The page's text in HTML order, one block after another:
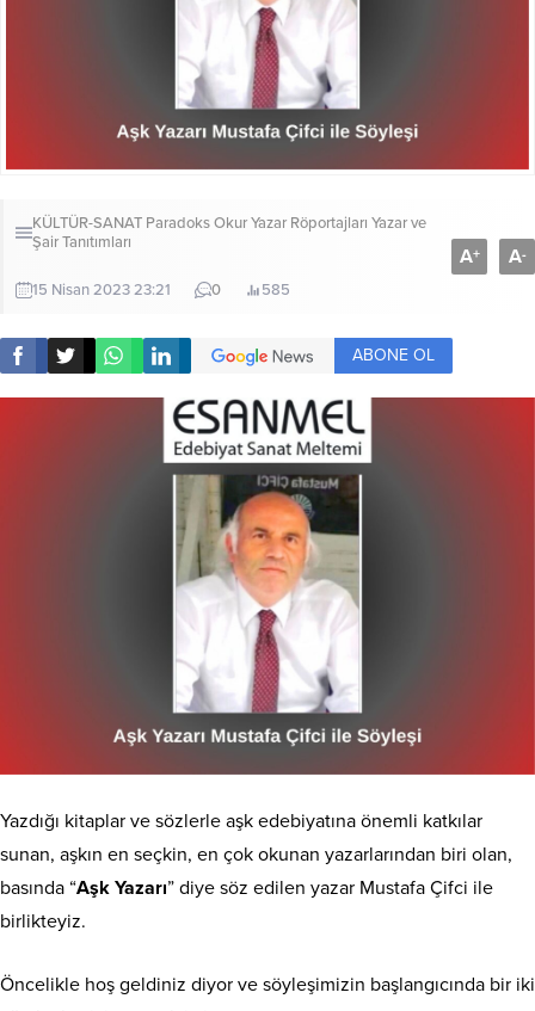
KÜLTÜR-SANAT Paradoks Okur Yazar Röportajları Yazar ve
Şair Tanıtımları
15 Nisan 2023 23:21 0 585
A+ A-
ABONE OL
Yazdığı kitaplar ve sözlerle aşk edebiyatına önemli katkılar
sunan, aşkın en seçkin, en çok okunan yazarlarından biri olan,
basında “Aşk Yazarı” diye söz edilen yazar Mustafa Çifci ile
birlikteyiz.
Öncelikle hoş geldiniz diyor ve söyleşimizin başlangıcında bir iki